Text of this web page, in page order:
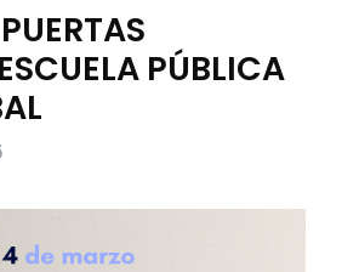
PÚBLICA